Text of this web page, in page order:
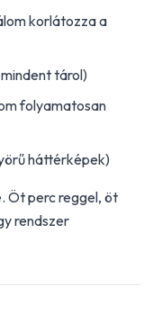
korlátozza a
tárol)
folyamatosan
háttérképek)
Öt perc reggel, öt
rendszer